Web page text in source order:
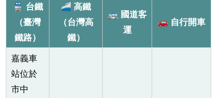
🚆 台鐵
（臺灣
鐵路）
🚄 高鐵
（台灣高
鐵）
🚌 國道客
運
🚗 自行開車
嘉義車
站位於
市中